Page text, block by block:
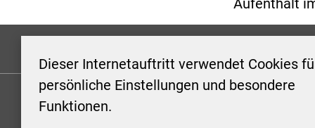
Dieser Internetauftritt verwendet Cookies
persönliche Einstellungen und besondere
Funktionen.
Aufenthalt
KONTAKT